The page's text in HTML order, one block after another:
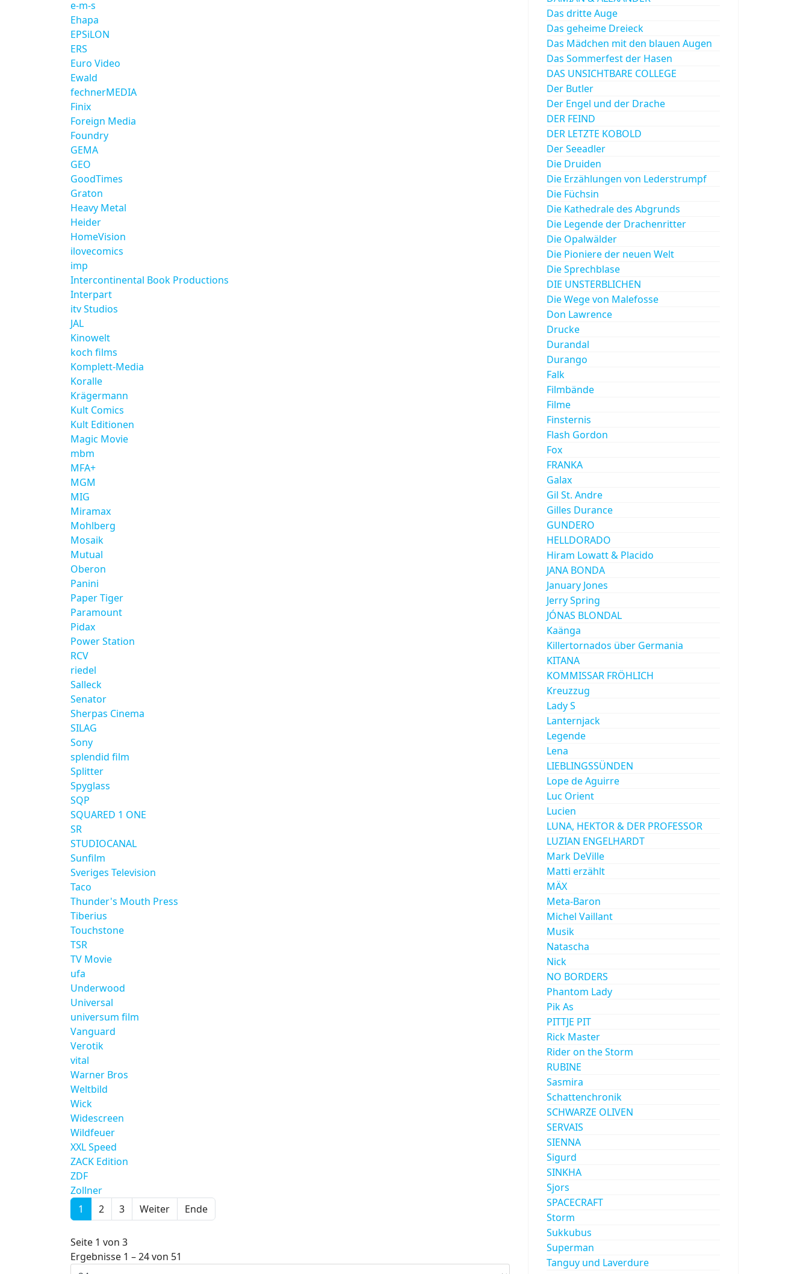
e-m-s
Ehapa
EPSiLON
ERS
Euro Video
Ewald
fechnerMEDIA
Finix
Foreign Media
Foundry
GEMA
GEO
GoodTimes
Graton
Heavy Metal
Heider
HomeVision
ilovecomics
imp
Intercontinental Book Productions
Interpart
itv Studios
JAL
Kinowelt
koch films
Komplett-Media
Koralle
Krägermann
Kult Comics
Kult Editionen
Magic Movie
mbm
MFA+
MGM
MIG
Miramax
Mohlberg
Mosaik
Mutual
Oberon
Panini
Paper Tiger
Paramount
Pidax
Power Station
RCV
riedel
Salleck
Senator
Sherpas Cinema
SILAG
Sony
splendid film
Splitter
Spyglass
SQP
SQUARED 1 ONE
SR
STUDIOCANAL
Sunfilm
Sveriges Television
Taco
Thunder's Mouth Press
Tiberius
Touchstone
TSR
TV Movie
ufa
Underwood
Universal
universum film
Vanguard
Verotik
vital
Warner Bros
Weltbild
Wick
Widescreen
Wildfeuer
XXL Speed
ZACK Edition
ZDF
Zollner
1
2 3 Weiter Ende
Seite 1 von 3
Ergebnisse 1 – 24 von 51
Das dritte Auge
Das geheime Dreieck
Das Mädchen mit den blauen Augen
Das Sommerfest der Hasen
DAS UNSICHTBARE COLLEGE
Der Butler
Der Engel und der Drache
DER FEIND
DER LETZTE KOBOLD
Der Seeadler
Die Druiden
Die Erzählungen von Lederstrumpf
Die Füchsin
Die Kathedrale des Abgrunds
Die Legende der Drachenritter
Die Opalwälder
Die Pioniere der neuen Welt
Die Sprechblase
DIE UNSTERBLICHEN
Die Wege von Malefosse
Don Lawrence
Drucke
Durandal
Durango
Falk
Filmbände
Filme
Finsternis
Flash Gordon
Fox
FRANKA
Galax
Gil St. Andre
Gilles Durance
GUNDERO
HELLDORADO
Hiram Lowatt & Placido
JANA BONDA
January Jones
Jerry Spring
JÓNAS BLONDAL
Kaänga
Killertornados über Germania
KITANA
KOMMISSAR FRÖHLICH
Kreuzzug
Lady S
Lanternjack
Legende
Lena
LIEBLINGSSÜNDEN
Lope de Aguirre
Luc Orient
Lucien
LUNA, HEKTOR & DER PROFESSOR
LUZIAN ENGELHARDT
Mark DeVille
Matti erzählt
MÄX
Meta-Baron
Michel Vaillant
Musik
Natascha
Nick
NO BORDERS
Phantom Lady
Pik As
PITTJE PIT
Rick Master
Rider on the Storm
RUBINE
Sasmira
Schattenchronik
SCHWARZE OLIVEN
SERVAIS
SIENNA
Sigurd
SINKHA
Sjors
SPACECRAFT
Storm
Sukkubus
Superman
Tanguy und Laverdure